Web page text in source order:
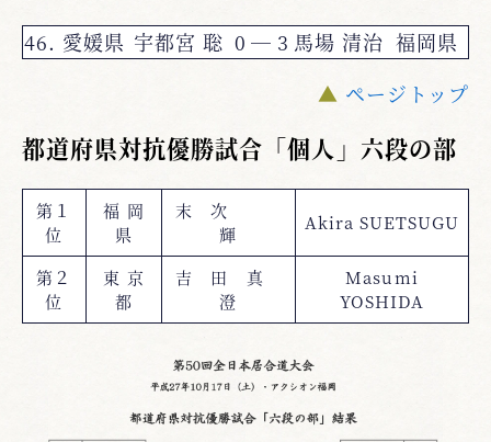
46. 愛媛県 宇都宮 聡 0 ― 3 馬場 清治 福岡県
▲ ページトップ
都道府県対抗優勝試合「個人」六段の部
第１
位
福 岡
県
末 次
輝
Akira SUETSUGU
第２
位
東 京
都
吉 田 真
澄
Masumi
YOSHIDA